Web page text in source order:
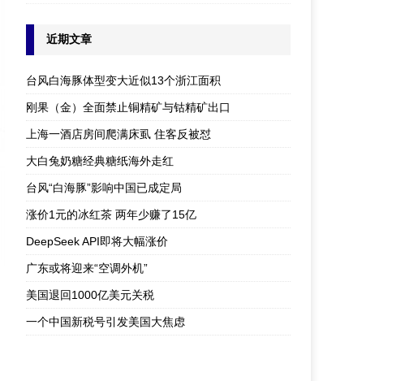
近期文章
台风白海豚体型变大近似13个浙江面积
刚果（金）全面禁止铜精矿与钴精矿出口
上海一酒店房间爬满床虱 住客反被怼
大白兔奶糖经典糖纸海外走红
台风“白海豚”影响中国已成定局
涨价1元的冰红茶 两年少赚了15亿
DeepSeek API即将大幅涨价
广东或将迎来“空调外机”
美国退回1000亿美元关税
一个中国新税号引发美国大焦虑